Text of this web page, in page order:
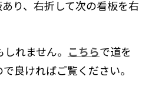
り、右折して次の看板を右
れません。 こちらで道を
良ければご覧ください。